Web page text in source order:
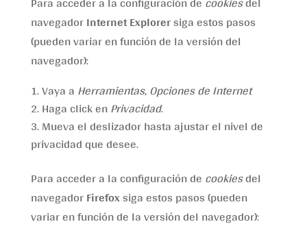
navegadorInternet Explorersiga estos pasos
(pueden variar en función de la versión del
navegador):
Vaya aHerramientas,Opciones de Internet
Haga click enPrivacidad.
Mueva el deslizador hasta ajustar el nivel de
privacidad que desee.
Para acceder a la configuración decookiesdel
navegadorFirefoxsiga estos pasos (pueden
variar en función de la versión del navegador):